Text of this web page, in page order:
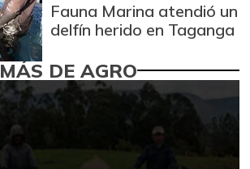
Fauna Marina atendió un
delfín herido en Taganga
MÁS DE AGRO